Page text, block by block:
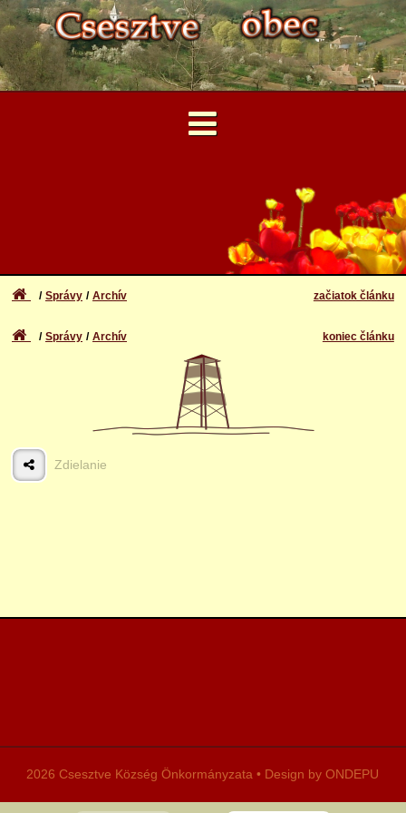
Užívateľské Konto
Zabudli ste meno a heslo
Prihlásenie
začiatok článku
Správy Archív
koniec článku
Správy Archív
Zdielanie
2026 Csesztve Község Önkormányzata • Design by ONDEPU